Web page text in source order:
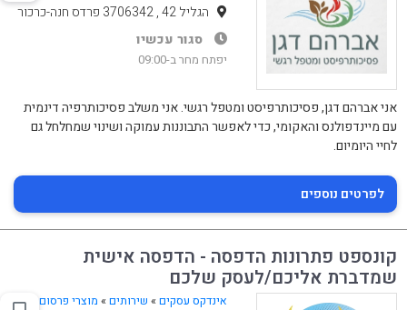
הגליל 42 , 3706342 פרדס חנה-כרכור
סגור עכשיו
יפתח מחר ב-09:00
אני אברהם דגן, פסיכותרפיסט ומטפל רגשי. אני משלב פסיכותרפיה דינמית
עם מיינדפולנס והאקומי, כדי לאפשר התבוננות עמוקה ושינוי שמחלחל גם
לחיי היומיום.
לפרטים נוספים
קונספט פתרונות הדפסה - הדפסה אישית
שמדברת אליכם/לעסק שלכם
אינדקס עסקים » שירותים» מוצרי פרסום